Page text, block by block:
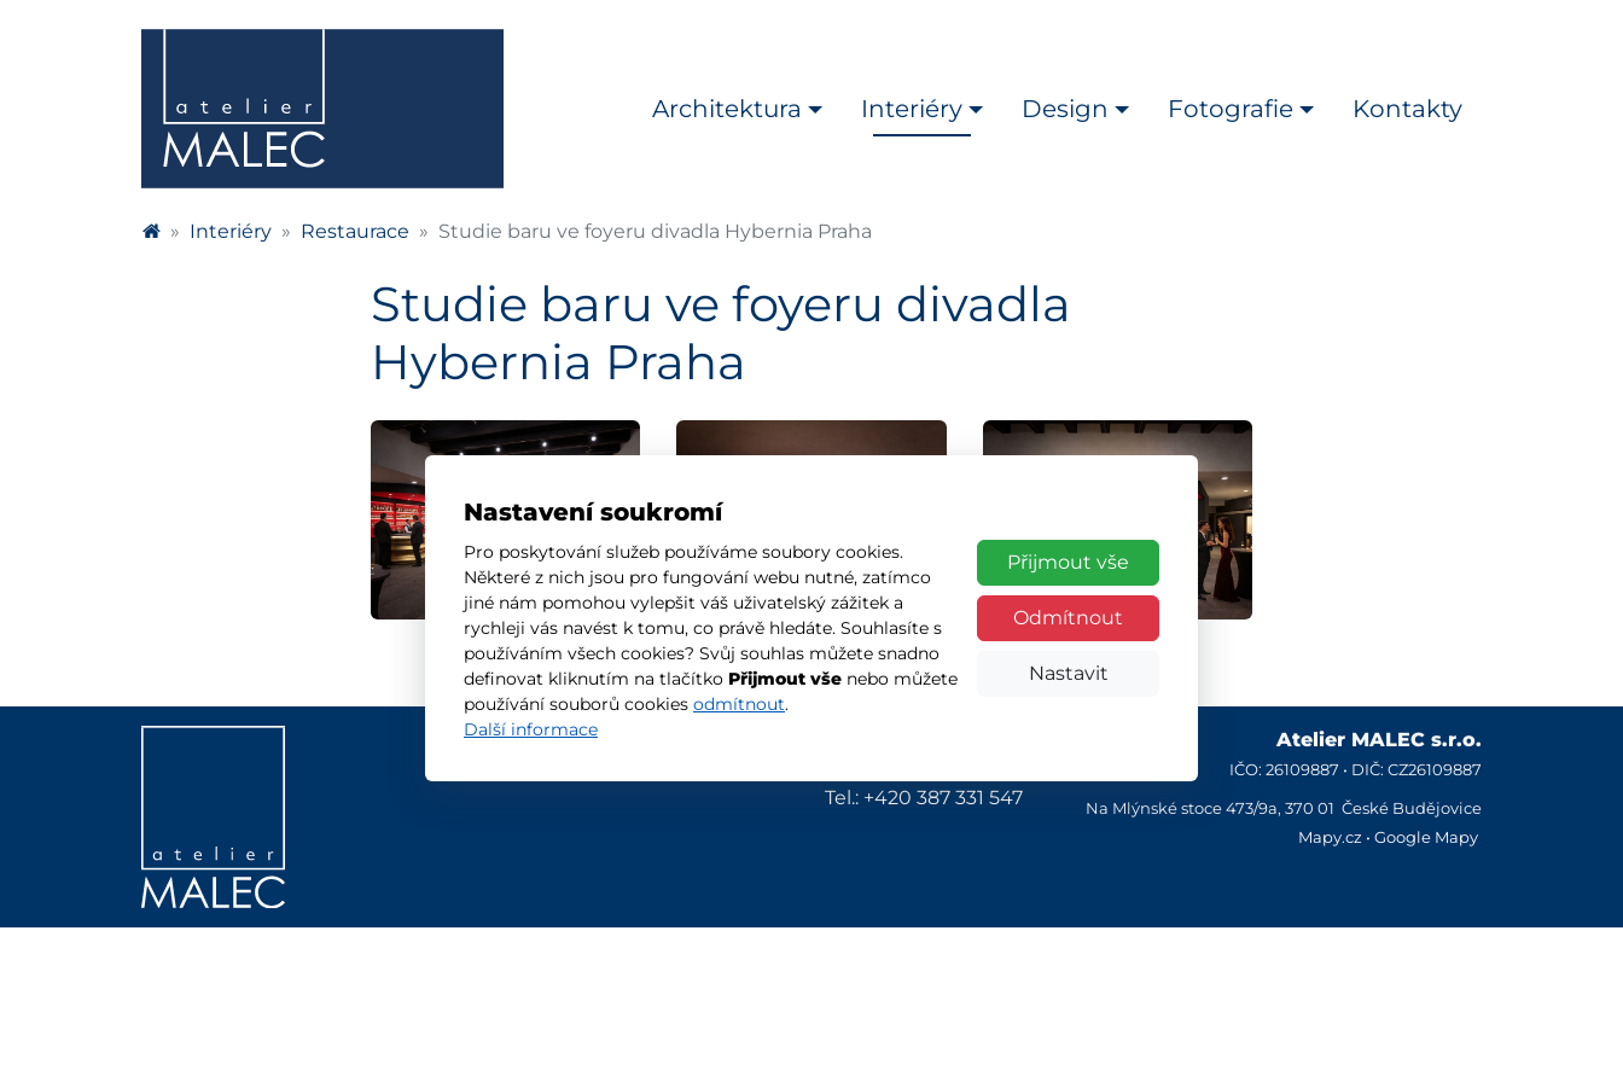
Nastavení soukromí
Pro poskytování služeb používáme soubory cookies.
Některé z nich jsou pro fungování webu nutné, zatímco
jiné nám pomohou vylepšit váš uživatelský zážitek a
rychleji vás navést k tomu, co právě hledáte. Souhlasíte s
používáním všech cookies? Svůj souhlas můžete snadno
definovat kliknutím na tlačítko Přijmout vše nebo můžete
používání souborů cookies odmítnout.
Další informace
Přijmout vše
Odmítnout
Nastavit
Architektura Interiéry Design Fotografie Kontakty
Interiéry Restaurace Studie baru ve foyeru divadla Hybernia Praha
Studie baru ve foyeru divadla
Hybernia Praha
Tel.: +420 387 331 547
Atelier MALEC s.r.o.
IČO: 26109887 • DIČ: CZ26109887
Na Mlýnské stoce 473/9a, 370 01 České Budějovice
Mapy.cz • Google Mapy